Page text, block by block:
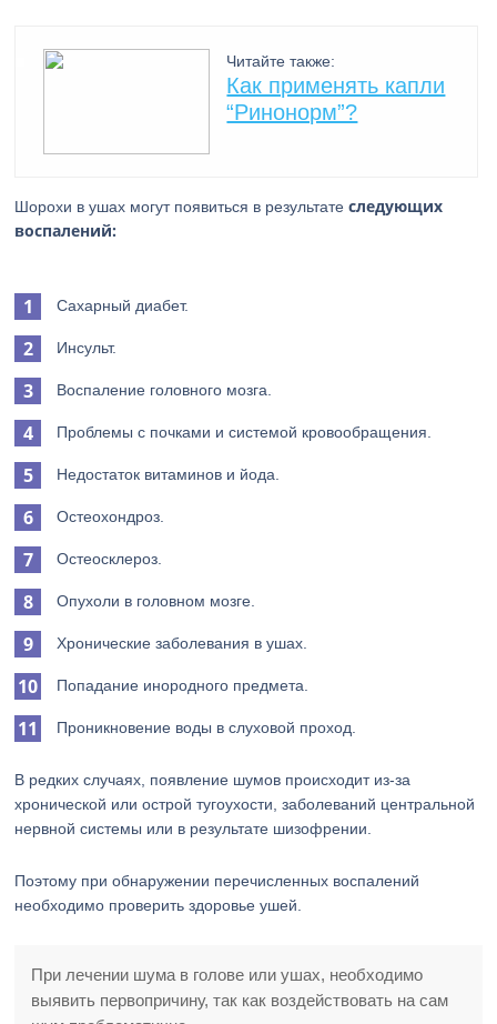
Читайте также:
Как применять капли
“Ринонорм”?
Шорохи в ушах могут появиться в результатеследующих
воспалений:
Сахарный диабет.
Инсульт.
Воспаление головного мозга.
Проблемы с почками и системой кровообращения.
Недостаток витаминов и йода.
Остеохондроз.
Остеосклероз.
Опухоли в головном мозге.
Хронические заболевания в ушах.
Попадание инородного предмета.
Проникновение воды в слуховой проход.
В редких случаях, появление шумов происходит из-за
хронической или острой тугоухости, заболеваний центральной
нервной системы или в результате шизофрении.
Поэтому при обнаружении перечисленных воспалений
необходимо проверить здоровье ушей.
При лечении шума в голове или ушах, необходимо
выявить первопричину, так как воздействовать на сам